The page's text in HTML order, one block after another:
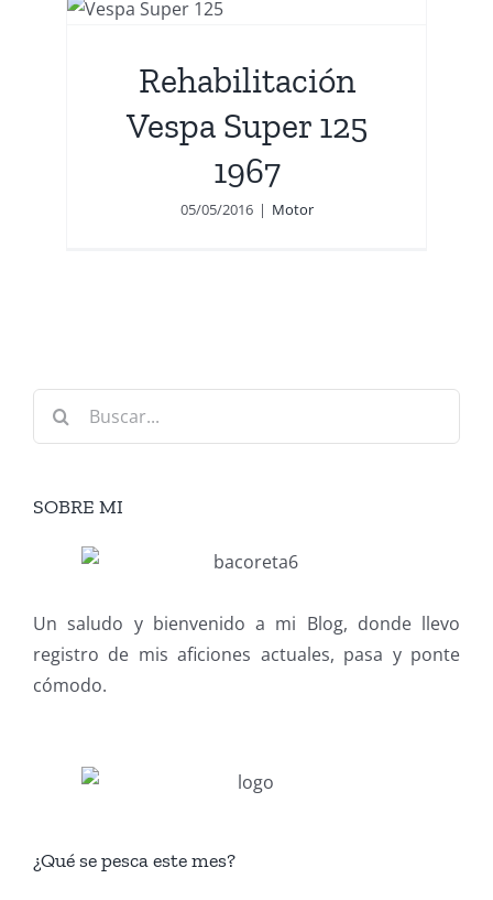
Rehabilitación
Vespa Super 125
1967
05/05/2016 | Motor
Buscar:
SOBRE MI
Un saludo y bienvenido a mi Blog, donde llevo
registro de mis aficiones actuales, pasa y ponte
cómodo.
¿Qué se pesca este mes?